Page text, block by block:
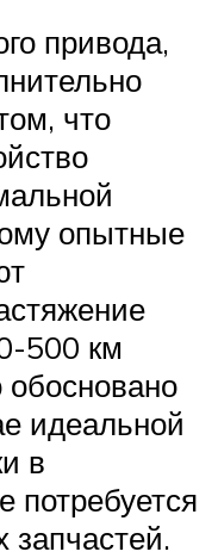
привода,
что
опытные
500 км
идеальной
в
потребуется
запчастей.